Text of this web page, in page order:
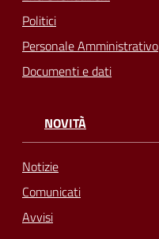
Politici
Personale Amministrativo
Documenti e dati
NOVITÀ
Notizie
Comunicati
Avvisi